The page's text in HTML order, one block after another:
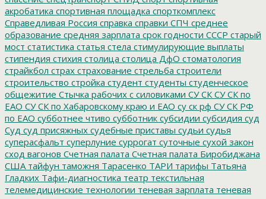
акробатика спортивная площадка спорткомплекс
Справедливая Россия справка справки СПЧ среднее
образование средняя зарплата срок годности СССР старый
мост статистика статья стела стимулирующие выплаты
стипендия стихия столица столица ДфО стоматология
страйкбол страх страхование стрельба строители
строительство стройка студент студенты студенческое
общежитие Стычка рабочих с силовиками СУ СК СУ СК по
ЕАО СУ СК по Хабаровскому краю и ЕАО су ск рф СУ СК РФ
по ЕАО субботнее чтиво субботник субсидии субсидия суд
Суд суд присяжных судебные приставы судьи судья
суперасфальт суперлуние суррогат суточные сухой закон
сход вагонов Счетная палата Счетная палата Биробиджана
США тайфун таможня Тарасенко ТАРИ тарифы Татьяна
Гладких Тафи-диагностика театр текстильная
телемедицинские технологии теневая зарплата теневая